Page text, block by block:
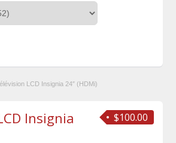
LCD Insignia 24″ (HDMi)
$100.00
Insignia